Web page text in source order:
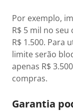
Por exemplo,
R$ 5 mil no
R$ 1.500. Para
limite serão
apenas R$
compras.
Garantia